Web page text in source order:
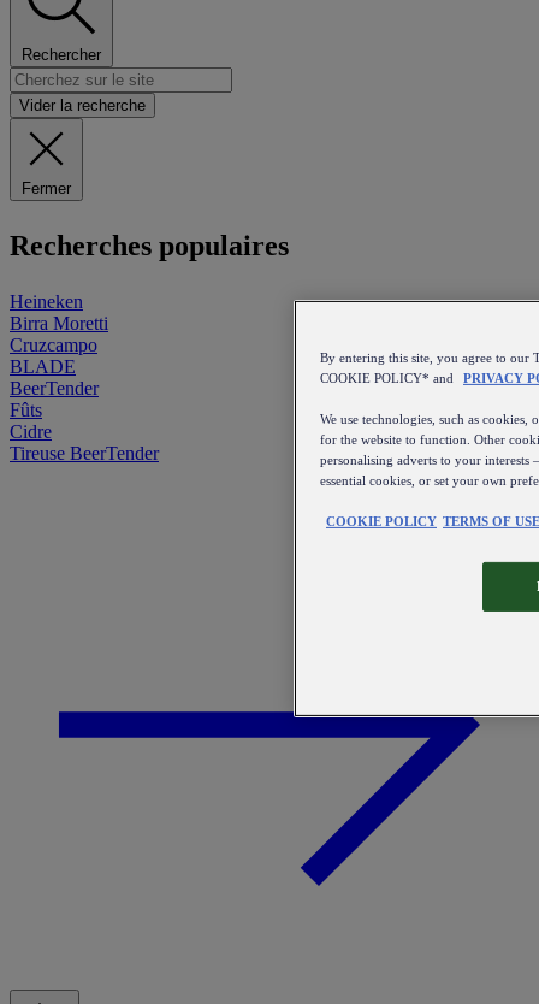
Rechercher
Vider la recherche
Fermer
Recherches populaires
Heineken
Birra Moretti
Cruzcampo
BLADE
BeerTender
Fûts
Cidre
Tireuse BeerTender
By entering this site, you agree to our
COOKIE POLICY* and
PRIVACY
We use technologies, such as cookies,
for the website to function. Other
personalising adverts to your interests
essential cookies, or set your own
COOKIE POLICY TERMS OF USE